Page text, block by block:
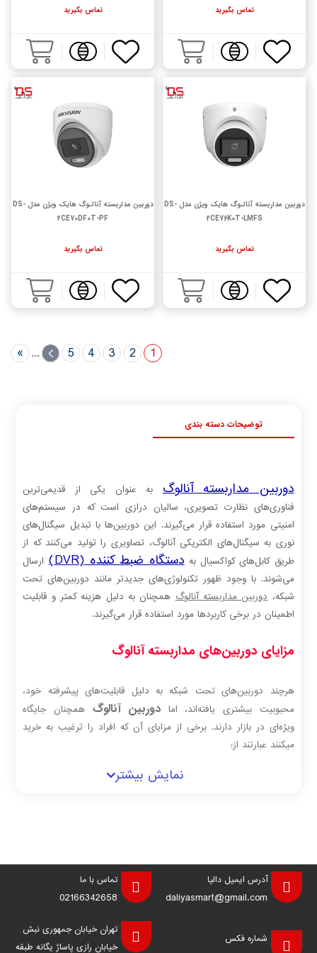
تماس بگیرید تماس بگیرید
دوربین مداربسته آنالـوگ هایک ویژن مدل DS-
2CE76K0T-LMFS
تماس بگیرید
دوربین مداربسته آنالـوگ هایک ویژن مدل DS-
2CE70DF0T-PF
تماس بگیرید
1
2
3
4
5
›
...
»
توضیحات دسته بندی
دوربین‌ مداربسته آنالوگ
به عنوان یکی از قدیمی‌ترین
فناوری‌های نظارت تصویری، سالیان درازی است که در سیستم‌های
امنیتی مورد استفاده قرار می‌گیرند. این دوربین‌ها با تبدیل سیگنال‌های
نوری به سیگنال‌های الکتریکی آنالوگ، تصاویری را تولید می‌کنند که از
طریق کابل‌های کواکسیال بهدستگاه ضبط کننده (DVR)
ارسال
می‌شوند. با وجود ظهور تکنولوژی‌های جدیدتر مانند دوربین‌های تحت
شبکه،دوربین‌ مداربسته آنالوگهمچنان به دلیل هزینه کمتر و قابلیت
اطمینان در برخی کاربردها مورد استفاده قرار می‌گیرند.
مزایای دوربین‌های مداربسته آنالوگ
هرچند دوربین‌های تحت شبکه به دلیل قابلیت‌های پیشرفته خود،
محبوبیت بیشتری یافته‌اند، اما دوربین‌ آنالوگ همچنان جایگاه
ویژه‌ای در بازار دارند. برخی از مزایای آن که افراد را ترغیب به خرید
میکنند عبارتند از:
قیمت پایین‌تر آن‌ها نسبت به دوربین‌های تحت شبکه است. این مزیت،
پایداری و طول عمر بالا:دوربین‌های آنالوگبه دلیل ساختار ساده‌تر،
عموماً از پایداری و طول عمر بالاتری برخوردارند و کمتر دچار اختلال
می‌شوند.
کیفیت تصویر مناسب برای مصارف خانگی و تجاری کوچک: برای
مصارف خانگی و تجاری کوچک، کیفیت تصویر دوربین‌های آنالوگ HD
نمایش بیشتر
آدرس ایمیل دالیا
daliyasmart@gmail.com
تماس با ما
02166342658
شماره فکس
تهران خیابان جمهوری نبش
خیابان رازی پاساژ یگانه طبقه